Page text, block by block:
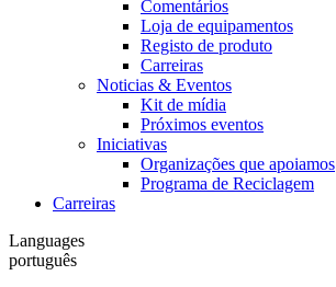
Comentários
Loja de equipamentos
Registo de produto
Carreiras
Noticias & Eventos
Kit de mídia
Próximos eventos
Iniciativas
Organizações que apoiamos
Programa de Reciclagem
Carreiras
Languages
português